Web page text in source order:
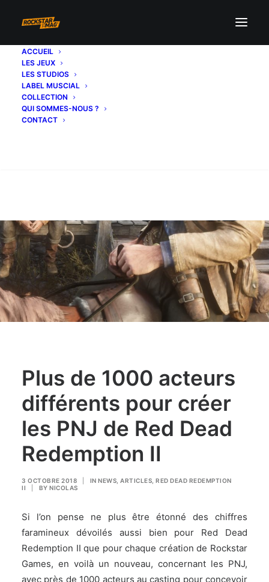
ACCUEIL
LES JEUX
LES STUDIOS
LABEL MUSCIAL
COLLECTION
QUI SOMMES-NOUS ?
CONTACT
Plus de 1000 acteurs
différents pour créer
les PNJ de Red Dead
Redemption II
3 OCTOBRE 2018 IN NEWS ARTICLES RED DEAD REDEMPTION
II
BY NICOLAS
Si l’on pense ne plus être étonné des chiffres
faramineux dévoilés aussi bien pour Red Dead
Redemption II que pour chaque création de Rockstar
Games, en voilà un nouveau, concernant les PNJ,
avec près de 1000 acteurs au casting pour concevoir